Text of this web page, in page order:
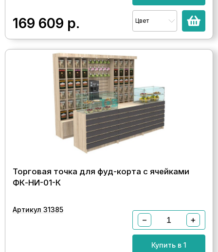
169 609 р. Цвет
Торговая точка для фуд-корта с ячейками
ФК-НИ-01-К
Артикул 31385
− +
Купить в 1